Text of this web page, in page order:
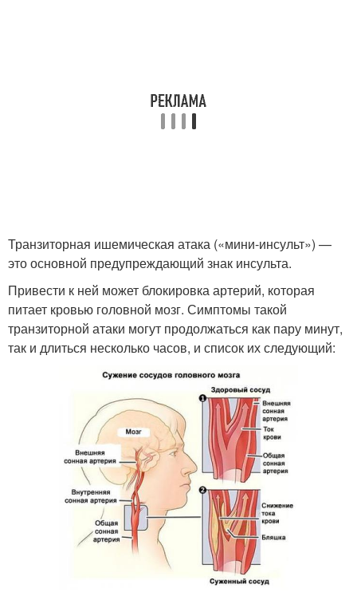
Транзиторная ишемическая атака («мини-инсульт») —
это основной предупреждающий знак инсульта.
Привести к ней может блокировка артерий, которая
питает кровью головной мозг. Симптомы такой
транзиторной атаки могут продолжаться как пару минут,
так и длиться несколько часов, и список их следующий: